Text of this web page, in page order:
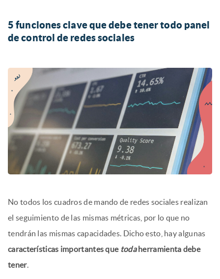
5 funciones clave que debe tener todo panel
de control de redes sociales
No todos los cuadros de mando de redes sociales realizan
el seguimiento de las mismas métricas, por lo que no
tendrán las mismas capacidades. Dicho esto, hay algunas
características importantes que todaherramienta debe
tener.